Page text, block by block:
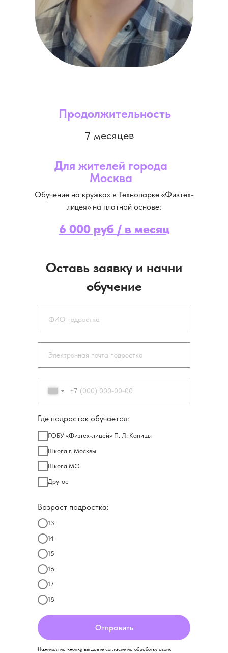
Оставь заявку и начни
обучение
Нажимая на кнопку, вы даете согласие на обработку своих
+7
Где подросток обучается:
ГОБУ «Физтех-лицей» П. Л. Капицы
Школа г. Москвы
Школа МО
Другое
Возраст подростка:
13
14
15
16
17
18
Отправить
7 месяцев
Продолжительность
Обучение на кружках в Технопарке «Физтех-
лицея» на платной основе:
Для жителей города
Москва
6 000 руб / в месяц